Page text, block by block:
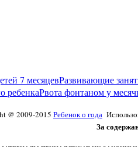
Развивающие
Рвота фонтаном у
@ 2009-2015 Ребенок о года
За